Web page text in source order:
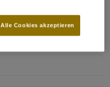
Nutzung
Alle Cookies akzeptieren